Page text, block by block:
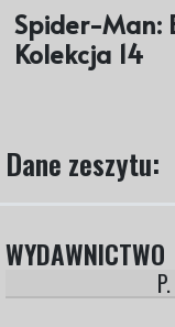
Spider-Man:
Kolekcja 14
Dane zeszytu:
WYDAWNICTWO